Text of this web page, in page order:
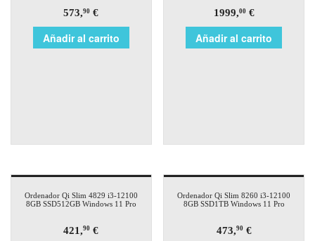
573,90 €
Añadir al carrito
1999,00€
Añadir al carrito
Ordenador Qi Slim 4829 i3-12100
8GB SSD512GB Windows 11 Pro
421,90 €
Ordenador Qi Slim 8260 i3-12100
8GB SSD1TB Windows 11 Pro
473,90€